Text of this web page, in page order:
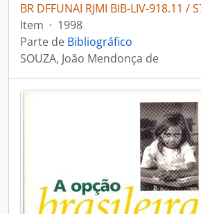
BR DFFUNAI RJMI BIB-LIV-918.11 /
Item · 1998
Parte de Bibliográfico
SOUZA, João Mendonça de